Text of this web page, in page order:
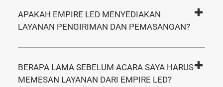
APAKAH EMPIRE LED MENYEDIAKAN
LAYANAN PENGIRIMAN DAN PEMASANGAN?
BERAPA LAMA SEBELUM ACARA SAYA HARUS
MEMESAN LAYANAN DARI EMPIRE LED?